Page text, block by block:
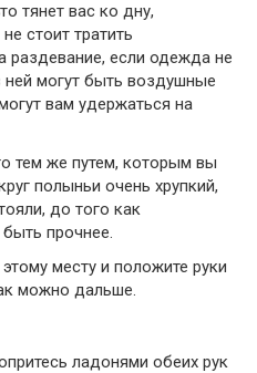
тянет вас ко дну,
стоит тратить
раздевание, если одежда не
ней могут быть воздушные
вам удержаться на
тем же путем, которым вы
полыньи очень хрупкий,
до того как
прочнее.
месту и положите руки
можно дальше.
ладонями обеих рук